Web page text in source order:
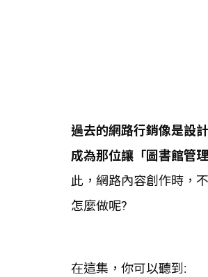
過去的網路行銷像是設
成為那位讓「圖書館管
此，網路內容創作時，
怎麼做呢?
在這集，你可以聽到: